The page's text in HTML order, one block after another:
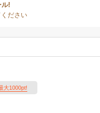
ル!
ださい
大1000pt!